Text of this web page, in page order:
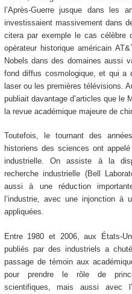
l’Après-Guerre jusque dans les
investissaient massivement dans
citera par exemple le cas célèbre
opérateur historique américain
Nobels dans des domaines aussi
fond diffus cosmologique, et qui a
laser ou les premières télévisions.
publiait davantage d’articles que le
la revue académique majeure de
Toutefois, le tournant des
historiens des sciences ont
industrielle. On assiste à la
recherche industrielle (Bell
aussi à une réduction
l’industrie, avec une injonction à
appliquées.
Entre 1980 et 2006, aux États-
publiés par des industriels a
passage de témoin aux
pour prendre le rôle de
scientifiques, mais aussi avec